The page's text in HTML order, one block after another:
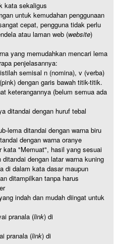
kata sekaligus
untuk kemudahan penggunaan
cepat, pengguna tidak perlu
atau laman web (website)
yang memudahkan mencari lema
penjelasannya:
semisal n (nomina), v (verba)
dengan garis bawah titik-titik.
keterangannya (belum semua ada
ditandai dengan huruf tebal
lema ditandai dengan warna biru
dengan warna oranye
kata "Memuat", hasil yang sesuai
dengan latar warna kuning
di dalam kata dasar maupun
ditampilkan tanpa harus
indah dan mudah diingat untuk
pranala (link) di
pranala (link) di